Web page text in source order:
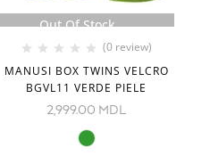
Out Of Stock
(0 review)
MANUSI BOX TWINS VELCRO
BGVL11 VERDE PIELE
2,999.00 MDL